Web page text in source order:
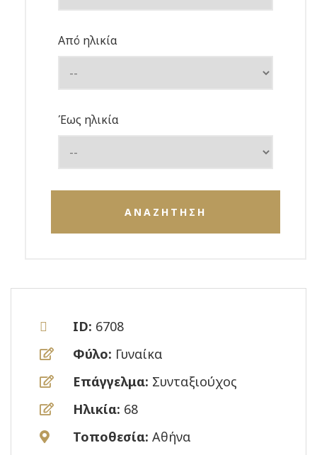
Από ηλικία
Έως ηλικία
ΑΝΑΖΗΤΗΣΗ
ID: 6708
Φύλο: Γυναίκα
Επάγγελμα: Συνταξιούχος
Ηλικία: 68
Τοποθεσία: Αθήνα